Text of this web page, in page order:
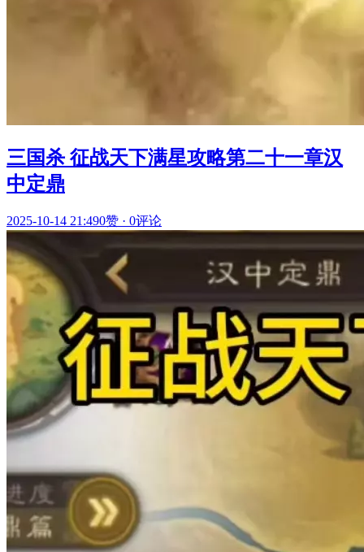
三国杀 征战天下满星攻略第二十一章汉
中定鼎
2025-10-14 21:490赞 · 0评论